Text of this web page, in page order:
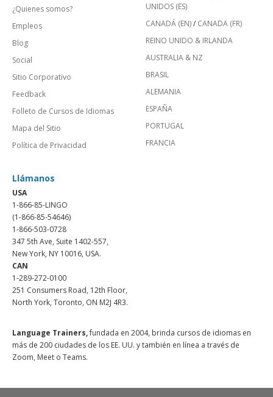
¿Quienes somos?
Empleos
Blog
Social
Sitio Corporativo
Feedback
Folleto de Cursos de Idiomas
Mapa del Sitio
Política de Privacidad
UNIDOS (ES)
CANADÁ (EN)/ CANADA (FR)
REINO UNIDO & IRLANDA
AUSTRALIA & NZ
BRASIL
ALEMANIA
ESPAÑA
PORTUGAL
FRANCIA
Llámanos
USA
1-866-85-LINGO
(1-866-85-54646)
1-866-503-0728
347 5th Ave, Suite 1402-557,
New York, NY 10016, USA.
CAN
1-289-272-0100
251 Consumers Road, 12th Floor,
North York, Toronto, ON M2J 4R3.
Language Trainers,fundada en 2004, brinda cursos de idiomas en
más de 200 ciudades de los EE. UU. y también en línea a través de
Zoom, Meet o Teams.